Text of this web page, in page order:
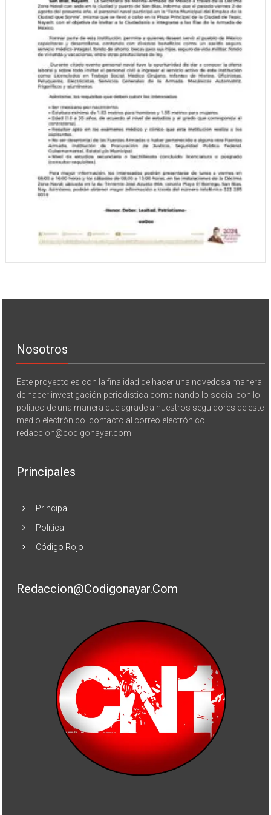
Nosotros
Este proyecto es con la finalidad de hacer una novedosa manera
de hacer investigación periodística combinando lo social con lo
político de una manera que agrade a nuestros seguidores de este
medio electrónico. contacto al correo electrónico
redaccion@codigonayar.com
Principales
Principal
Política
Código Rojo
Redaccion@codigonayar.com